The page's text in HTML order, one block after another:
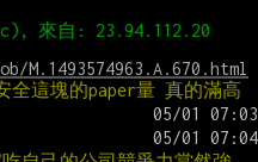
M.1493574963.A.670.html
全這塊的paper量 真的滿高